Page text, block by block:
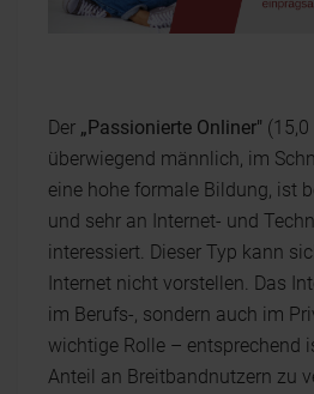
Der „Passionierte Onliner"
überwiegend männlich, im
eine hohe formale Bildung, ist
und sehr an Internet- und
interessiert. Dieser Typ kann
Internet nicht vorstellen. Das
im Berufs-, sondern auch im
wichtige Rolle – entsprechend
Anteil an Breitbandnutzern zu